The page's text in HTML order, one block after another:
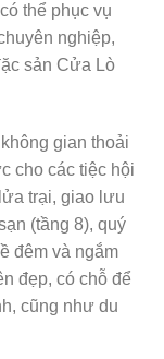
thể phục vụ
nghiệp,
sản Cửa Lò
gian thoải
cho các tiệc hội
trại, giao lưu
(tầng 8), quý
đêm và ngắm
đẹp, có chỗ để
cũng như du